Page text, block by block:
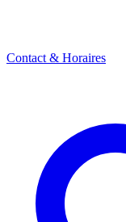
Contact & Horaires